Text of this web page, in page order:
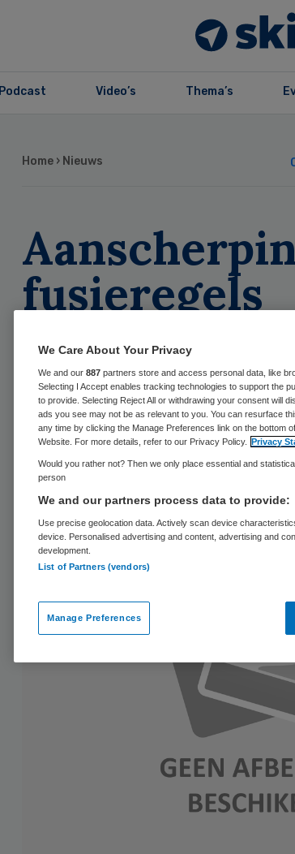
Podcast Video’s Thema’s
Home › Nieuws
fusieregels
neus
Skipr Redactie 28 juni 2012,
We Care About Your Privacy
We and our 887 partners store and access personal data, like
Selecting I Accept enables tracking technologies to support the
to provide. Selecting Reject All or withdrawing your consent will
ads you see may not be as relevant to you. You can resurface
any time by clicking the Manage Preferences link on the bottom
Website. For more details, refer to our Privacy Policy. Privacy
Would you rather not? Then we only place essential and
person
We and our partners process data to provide:
Use precise geolocation data. Actively scan device
device. Personalised advertising and content, advertising and
development.
List of Partners (vendors)
Manage Preferences